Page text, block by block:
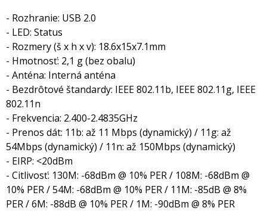
- Rozhranie: USB 2.0
- LED: Status
- Rozmery (š x h x v): 18.6x15x7.1mm
- Hmotnosť: 2,1 g (bez obalu)
- Anténa: Interná anténa
- Bezdrôtové štandardy: IEEE 802.11b, IEEE 802.11g, IEEE
802.11n
- Frekvencia: 2.400-2.4835GHz
- Prenos dát: 11b: až 11 Mbps (dynamický) / 11g: až
54Mbps (dynamický) / 11n: až 150Mbps (dynamický)
- EIRP: <20dBm
- Citlivosť: 130M: -68dBm @ 10% PER / 108M: -68dBm @
10% PER / 54M: -68dBm @ 10% PER / 11M: -85dB @ 8%
PER / 6M: -88dB @ 10% PER / 1M: -90dBm @ 8% PER